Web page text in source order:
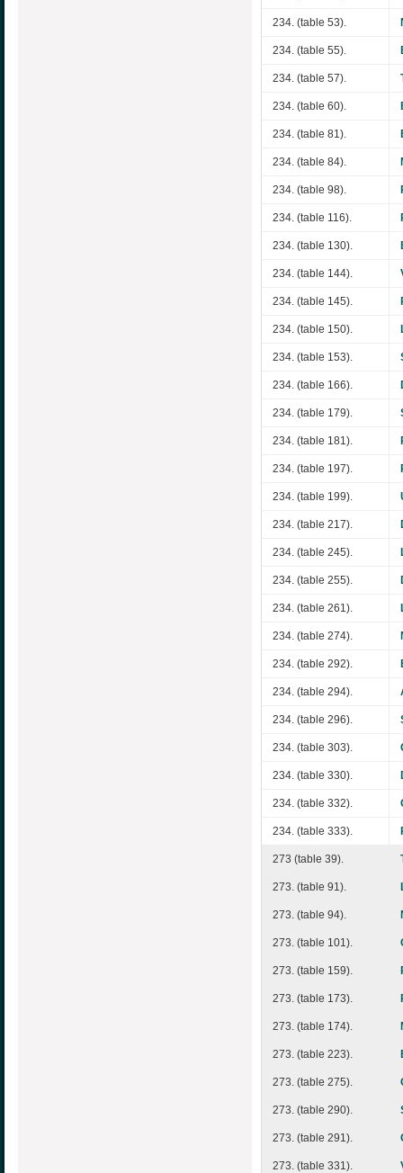
234. (table 53).
234. (table 55).
234. (table 57).
234. (table 60).
234. (table 81).
234. (table 84).
234. (table 98).
234. (table 116).
234. (table 130).
234. (table 144).
234. (table 145).
234. (table 150).
234. (table 153).
234. (table 166).
234. (table 179).
234. (table 181).
234. (table 197).
234. (table 199).
234. (table 217).
234. (table 245).
234. (table 255).
234. (table 261).
234. (table 274).
234. (table 292).
234. (table 294).
234. (table 296).
234. (table 303).
234. (table 330).
234. (table 332).
234. (table 333).
273 (table 39).
273. (table 91).
273. (table 94).
273. (table 101).
273. (table 159).
273. (table 173).
273. (table 174).
273. (table 223).
273. (table 275).
273. (table 290).
273. (table 291).
273. (table 331).